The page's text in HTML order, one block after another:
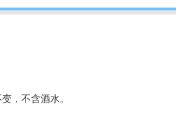
，不含酒水。